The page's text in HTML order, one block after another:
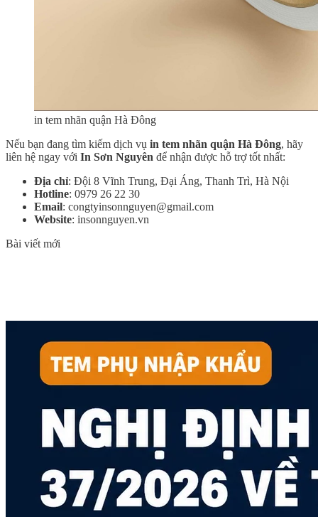
in tem nhãn quận Hà Đông
Nếu bạn đang tìm kiếm dịch vụ in tem nhãn quận Hà Đông, hãy
liên hệ ngay với In Sơn Nguyên để nhận được hỗ trợ tốt nhất:
Địa chỉ: Đội 8 Vĩnh Trung, Đại Áng, Thanh Trì, Hà Nội
Hotline: 0979 26 22 30
Email: congtyinsonnguyen@gmail.com
Website: insonnguyen.vn
Bài viết mới